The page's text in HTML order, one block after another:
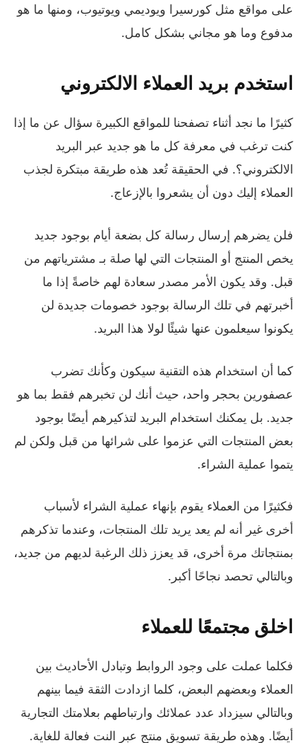
على مواقع مثل كورسيرا ويوديمي ويوتيوب، ومنها ما هو
مدفوع وما هو مجاني بشكل كامل.
استخدم بريد العملاء الالكتروني
كثيرًا ما نجد أثناء تصفحنا للمواقع الكبيرة سؤال عن ما إذا
كنت ترغب في معرفة كل ما هو جديد عبر البريد
الالكتروني؟. في الحقيقة تُعد هذه طريقة مبتكرة لجذب
العملاء إليك دون أن يشعروا بالإزعاج.
فلن يضرهم إرسال رسالة كل بضعة أيام بوجود جديد
يخص المنتج أو المنتجات التي لها صلة بـ مشترياتهم من
قبل. وقد يكون الأمر مصدر سعادة لهم خاصةً إذا ما
أخبرتهم في تلك الرسالة بوجود خصومات جديدة لن
يكونوا سيعلمون عنها شيئًا لولا هذا البريد.
كما أن استخدام هذه التقنية سيكون وكأنك تضرب
عصفورين بحجر واحد، حيث أنك لن تخبرهم فقط بما هو
جديد. بل يمكنك استخدام البريد لتذكيرهم أيضًا بوجود
بعض المنتجات التي عزموا على شرائها من قبل ولكن لم
يتموا عملية الشراء.
فكثيرًا من العملاء يقوم بإنهاء عملية الشراء لأسباب
أخرى غير أنه لم يعد يريد تلك المنتجات، وعندما تذكرهم
بمنتجاتك مرة أخرى، قد يعزز ذلك الرغبة لديهم من جديد،
وبالتالي تحصد نجاحًا أكبر.
اخلق مجتمعًا للعملاء
فكلما عملت على وجود الروابط وتبادل الأحاديث بين
العملاء وبعضهم البعض، كلما ازدادت الثقة فيما بينهم
وبالتالي سيزداد عدد عملائك وارتباطهم بعلامتك التجارية
أيضًا. وهذه طريقة تسويق منتج عبر النت فعالة للغاية.